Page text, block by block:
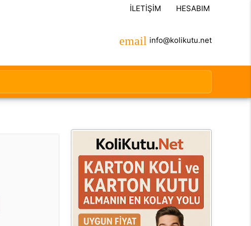
İLETIŞIM HESABIM
info@kolikutu.net